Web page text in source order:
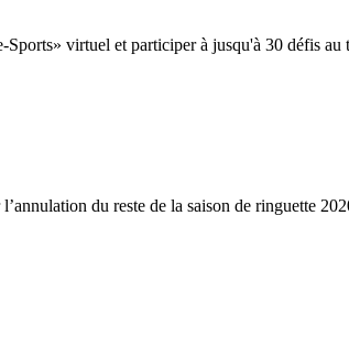
virtuel et participer à jusqu'à 30 défis au
du reste de la saison de ringuette